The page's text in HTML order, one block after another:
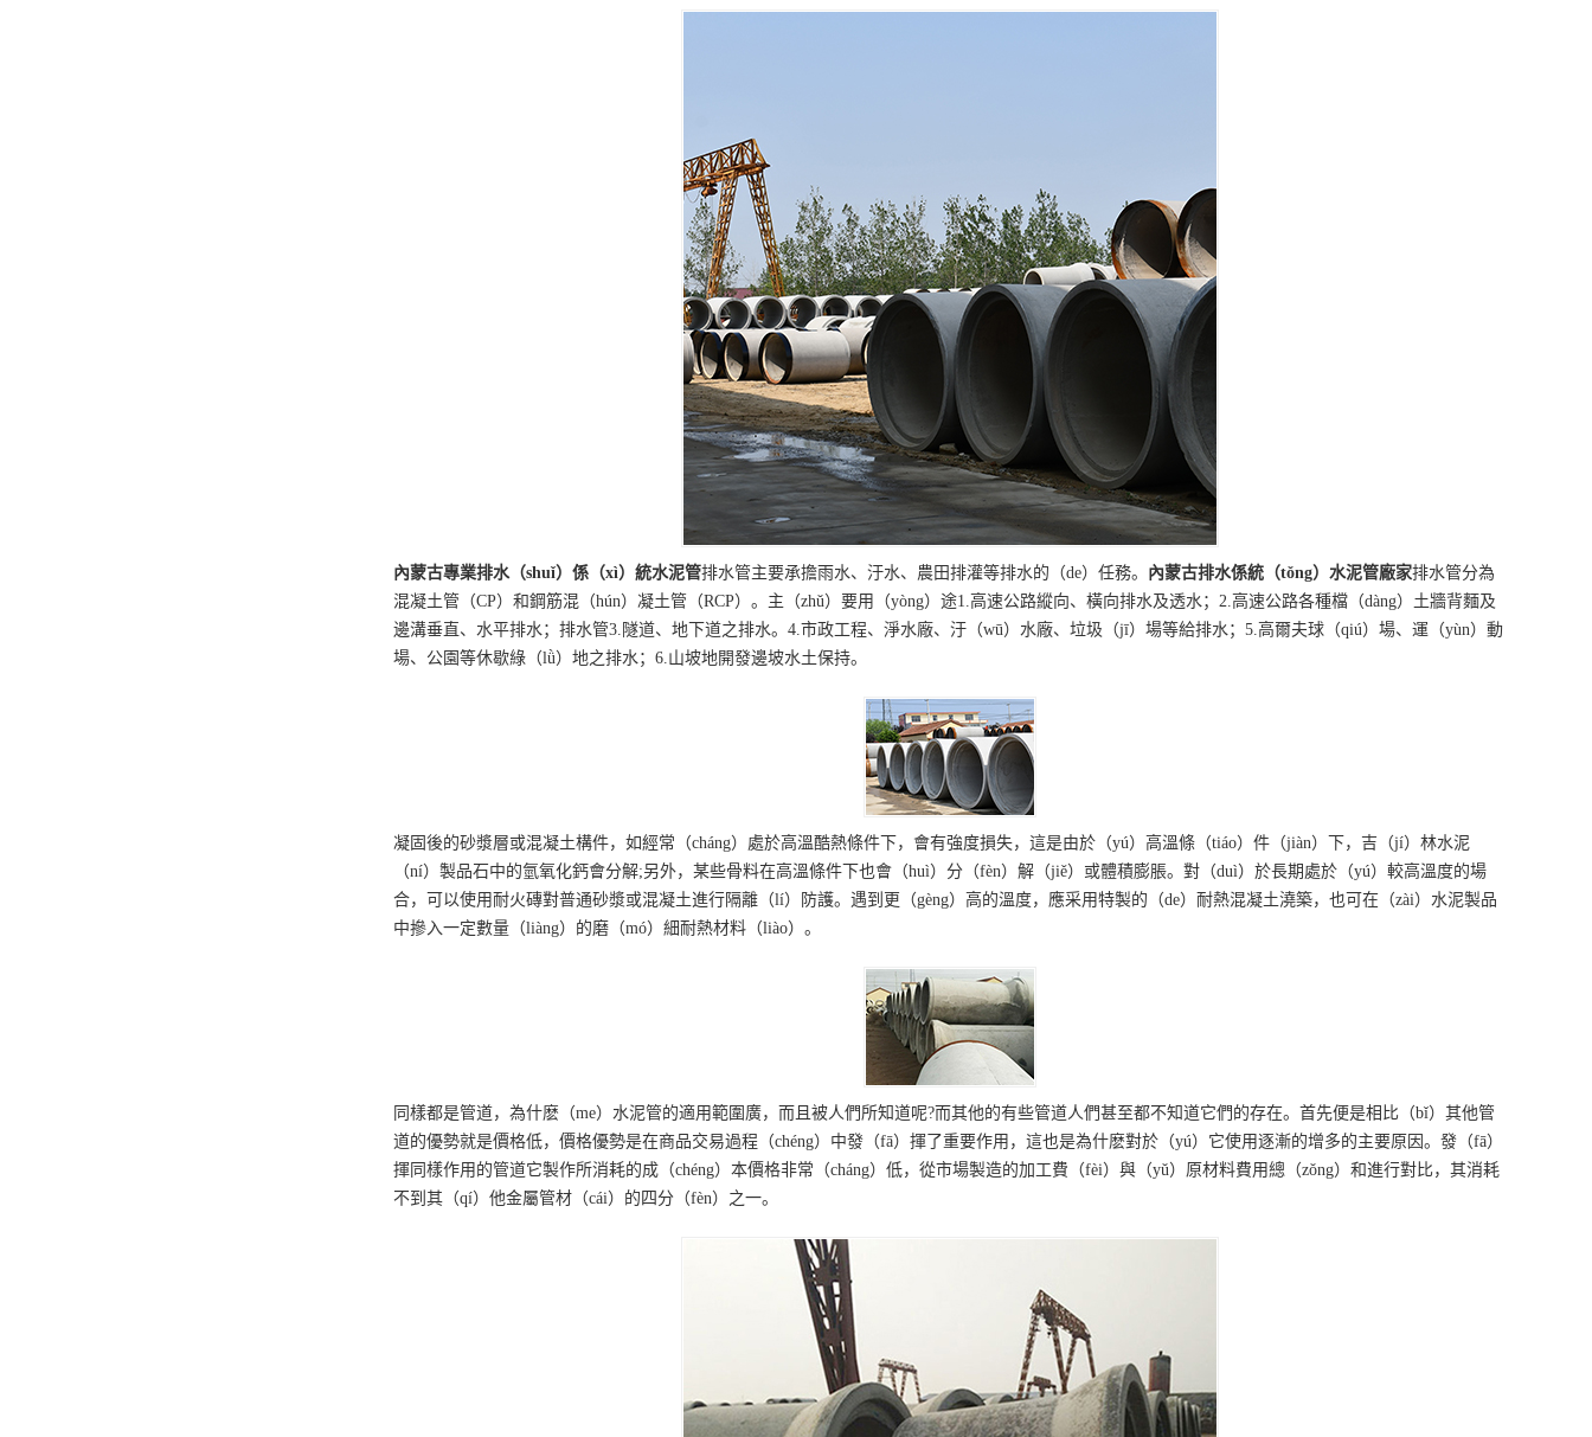
內蒙古專業排水（shuǐ）係（xì）統水泥管排水管主要承擔雨水、汙水、農田排灌等排水的（de）任務。 內蒙古排水係統（tǒng）水泥管廠家排水管分為
混凝土管（CP）和鋼筋混（hún）凝土管（RCP）。主（zhǔ）要用（yòng）途1.高速公路縱向、橫向排水及透水；2.高速公路各種檔（dàng）土牆背麵及
邊溝垂直、水平排水；排水管3.隧道、地下道之排水。4.市政工程、淨水廠、汙（wū）水廠、垃圾（jī）場等給排水；5.高爾夫球（qiú）場、運（yùn）動
場、公園等休歇綠（lǜ）地之排水；6.山坡地開發邊坡水土保持。
凝固後的砂漿層或混凝土構件，如經常（cháng）處於高溫酷熱條件下，會有強度損失，這是由於（yú）高溫條（tiáo）件（jiàn）下，吉（jí）林水泥
（ní）製品石中的氫氧化鈣會分解;另外，某些骨料在高溫條件下也會（huì）分（fèn）解（jiě）或體積膨脹。對（duì）於長期處於（yú）較高溫度的場
合，可以使用耐火磚對普通砂漿或混凝土進行隔離（lí）防護。遇到更（gèng）高的溫度，應采用特製的（de）耐熱混凝土澆築，也可在（zài）水泥製品
中摻入一定數量（liàng）的磨（mó）細耐熱材料（liào）。
同樣都是管道，為什麽（me）水泥管的適用範圍廣，而且被人們所知道呢?而其他的有些管道人們甚至都不知道它們的存在。首先便是相比（bǐ）其他管
道的優勢就是價格低，價格優勢是在商品交易過程（chéng）中發（fā）揮了重要作用，這也是為什麽對於（yú）它使用逐漸的增多的主要原因。發（fā）
揮同樣作用的管道它製作所消耗的成（chéng）本價格非常（cháng）低，從市場製造的加工費（fèi）與（yǔ）原材料費用總（zǒng）和進行對比，其消耗
不到其（qí）他金屬管材（cái）的四分（fèn）之一。